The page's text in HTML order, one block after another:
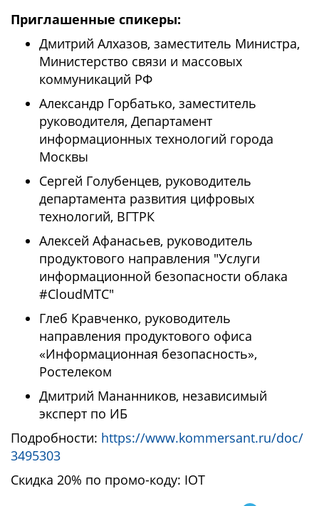
Приглашенные спикеры:
Дмитрий Алхазов, заместитель Министра,
Министерство связи и массовых
коммуникаций РФ
Александр Горбатько, заместитель
руководителя, Департамент
информационных технологий города
Москвы
Сергей Голубенцев, руководитель
департамента развития цифровых
технологий, ВГТРК
Алексей Афанасьев, руководитель
продуктового направления "Услуги
информационной безопасности облака
#CloudМТС"
Глеб Кравченко, руководитель
направления продуктового офиса
«Информационная безопасность»,
Ростелеком
Дмитрий Мананников, независимый
эксперт по ИБ
Подробности: https://www.kommersant.ru/doc/
3495303
Скидка 20% по промо-коду: IOT